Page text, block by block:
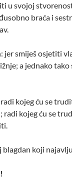
u svojoj
braća i
jer smiješ osjetiti
a jednako
kojeg ću se
radi kojeg ću se
blagdan koji